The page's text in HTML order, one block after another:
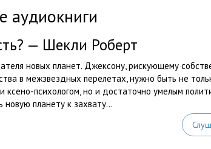
аудиокниги
— Шекли Роберт
новых планет. Джексону, рискующему
в межзвездных перелетах, нужно быть не
ксено-психологом, но и достаточно умелым
планету к захвату...